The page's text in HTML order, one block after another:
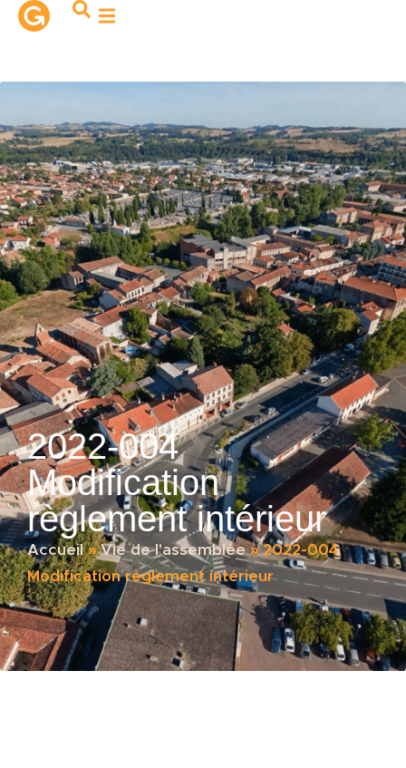
principal
2022-004
Modification
règlement intérieur
Accueil»Vie de l'assemblée»2022-004
Modification règlement intérieur